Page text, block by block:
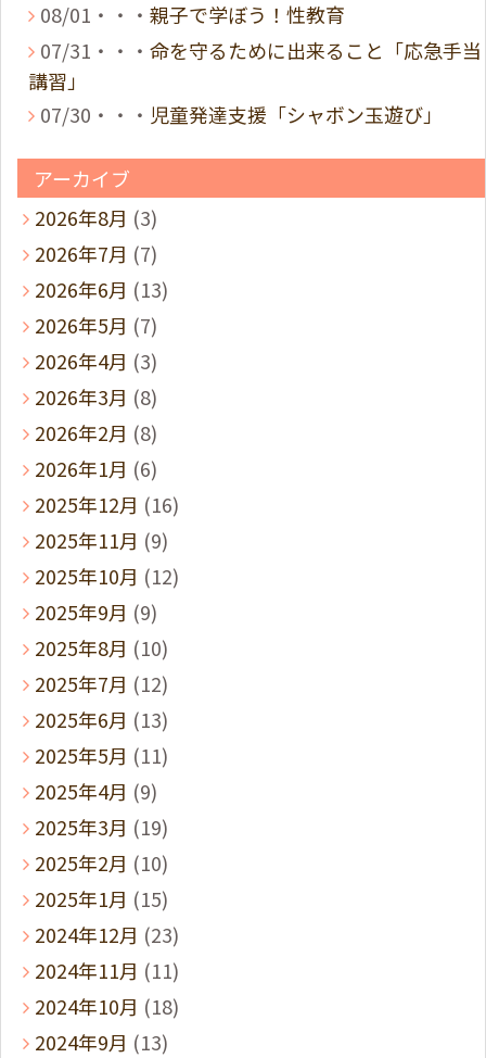
08/01・・・ 親子で学ぼう！性教育
07/31・・・ 命を守るために出来ること「応急手当
講習」
07/30・・・ 児童発達支援「シャボン玉遊び」
アーカイブ
2026年8月 (3)
2026年7月 (7)
2026年6月 (13)
2026年5月 (7)
2026年4月 (3)
2026年3月 (8)
2026年2月 (8)
2026年1月 (6)
2025年12月 (16)
2025年11月 (9)
2025年10月 (12)
2025年9月 (9)
2025年8月 (10)
2025年7月 (12)
2025年6月 (13)
2025年5月 (11)
2025年4月 (9)
2025年3月 (19)
2025年2月 (10)
2025年1月 (15)
2024年12月 (23)
2024年11月 (11)
2024年10月 (18)
2024年9月 (13)